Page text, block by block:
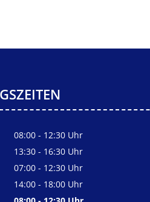
08:00 - 12:30 Uhr
Von 08:00 bis 12:30 Uhr
13:30 - 16:30 Uhr
Von 13:30 bis 16:30 Uhr
07:00 - 12:30 Uhr
Von 07:00 bis 12:30 Uhr
14:00 - 18:00 Uhr
Von 14:00 bis 18:00 Uhr